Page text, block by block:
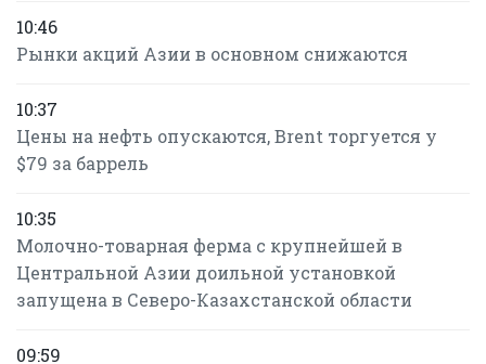
10:46
Рынки акций Азии в основном снижаются
10:37
Цены на нефть опускаются, Brent торгуется у
$79 за баррель
10:35
Молочно-товарная ферма с крупнейшей в
Центральной Азии доильной установкой
запущена в Северо-Казахстанской области
09:59